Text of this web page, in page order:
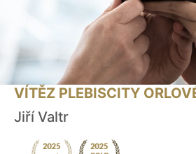
VÍTĚZ PLEBISCITY
Jiří Valtr